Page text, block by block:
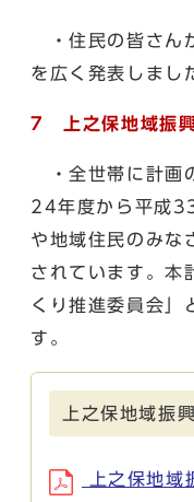
・住民の皆さん
を広く発表しまし
7 上之保地域振
・全世帯に計画
24年度から平成
や地域住民のみな
されています。本
くり推進委員会」
す。
上之保地域振
上之保地域